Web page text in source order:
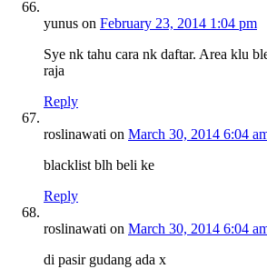
yunus on February 23, 2014 1:04 pm
Sye nk tahu cara nk daftar. Area klu
raja
Reply
roslinawati on March 30, 2014 6:04
blacklist blh beli ke
Reply
roslinawati on March 30, 2014 6:04
di pasir gudang ada x